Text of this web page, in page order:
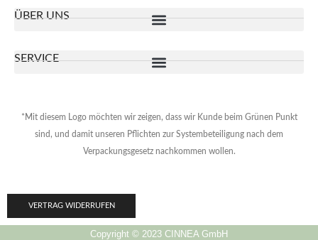
ÜBER UNS
SERVICE
*Mit diesem Logo möchten wir zeigen, dass wir Kunde beim Grünen Punkt
sind, und damit unseren Pflichten zur Systembeteiligung nach dem
Verpackungsgesetz nachkommen wollen.
VERTRAG WIDERRUFEN
Copyright © 2023 CINNEA GmbH